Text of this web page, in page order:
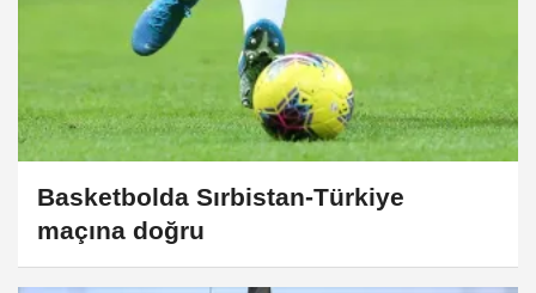
Basketbolda Sırbistan-Türkiye
maçına doğru